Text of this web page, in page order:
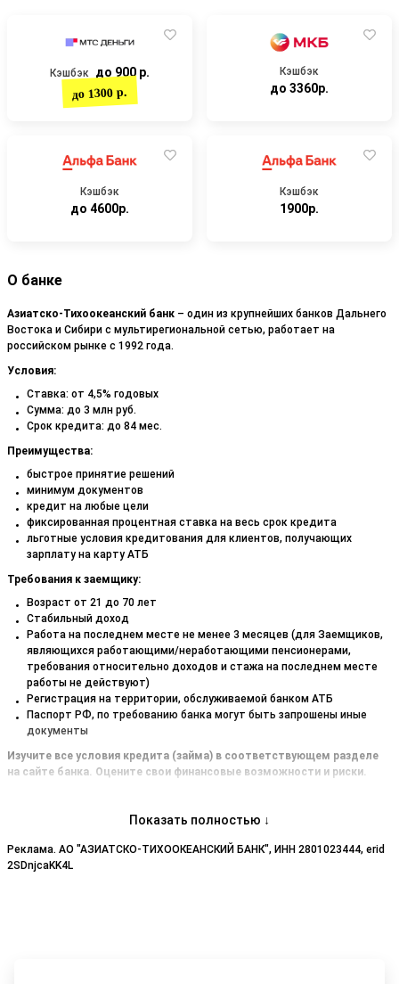
Кэшбэк до 900 р.
до 1300 р.
Кэшбэк
до 3360р.
Кэшбэк
до 4600р.
Кэшбэк
1900р.
О банке
Азиатско-Тихоокеанский банк – один из крупнейших банков Дальнего
Востока и Сибири с мультирегиональной сетью, работает на
российском рынке с 1992 года.
Условия:
Ставка: от 4,5% годовых
Сумма: до 3 млн руб.
Срок кредита: до 84 мес.
Преимущества:
быстрое принятие решений
минимум документов
кредит на любые цели
фиксированная процентная ставка на весь срок кредита
льготные условия кредитования для клиентов, получающих
зарплату на карту АТБ
Требования к заемщику:
Возраст от 21 до 70 лет
Стабильный доход
Работа на последнем месте не менее 3 месяцев (для Заемщиков,
являющихся работающими/неработающими пенсионерами,
требования относительно доходов и стажа на последнем месте
работы не действуют)
Регистрация на территории, обслуживаемой банком АТБ
Паспорт РФ, по требованию банка могут быть запрошены иные
документы
Изучите все условия кредита (займа) в соответствующем разделе
на сайте банка. Оцените свои финансовые возможности и риски.
Потребительские кредиты вы дополнительно сэкономите до 5000р.,
получите их в виде кэшбэка (возврата средств). Деньги будут
начислены в ваш личный кабинет Backit за заказ и активацию
продукта Азиатско-Тихоокеанский Банк - Потребительские кредиты.
Показать полностью ↓
Реклама. АО "АЗИАТСКО-ТИХООКЕАНСКИЙ БАНК", ИНН 2801023444, erid
2SDnjcaKK4L